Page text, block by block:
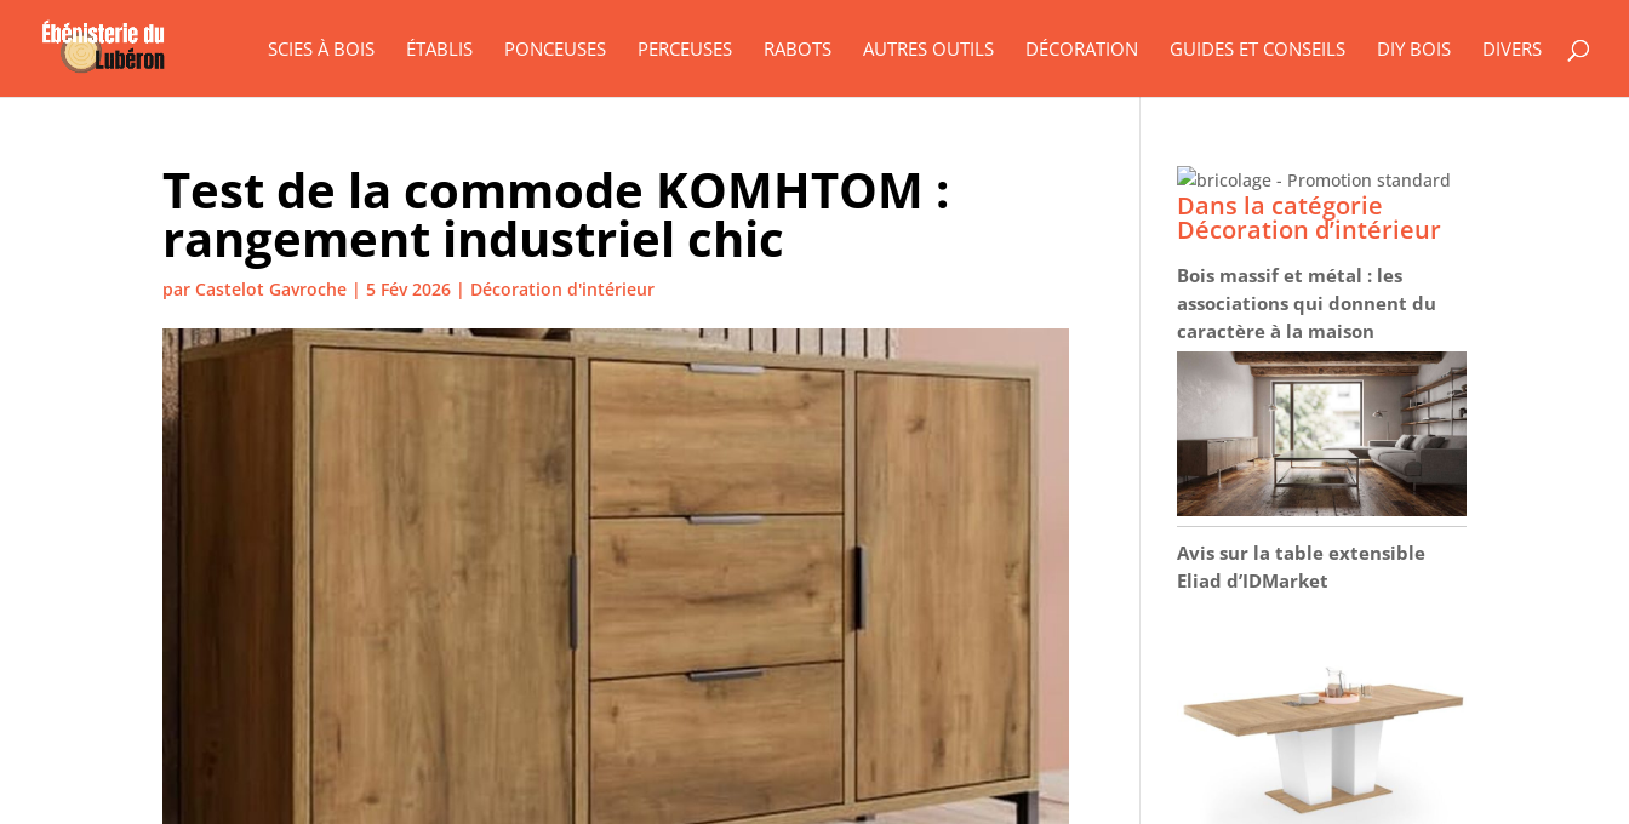
SCIES À BOIS ÉTABLIS PONCEUSES PERCEUSES RABOTS AUTRES OUTILS DÉCORATION GUIDES ET CONSEILS DIY BOIS DIVERS
Test de la commode KOMHTOM :
rangement industriel chic
parCastelot Gavroche |5 Fév 2026 | Décoration d'intérieur
Dans la catégorie
Décoration d’intérieur
Bois massif et métal : les
associations qui donnent du
caractère à la maison
Avis sur la table extensible
Eliad d’IDMarket